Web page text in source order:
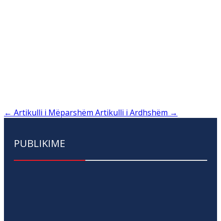
← Artikulli i Mëparshëm Artikulli i Ardhshëm →
PUBLIKIME